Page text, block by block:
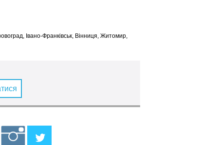
Івано-Франківськ, Вінниця, Житомир,